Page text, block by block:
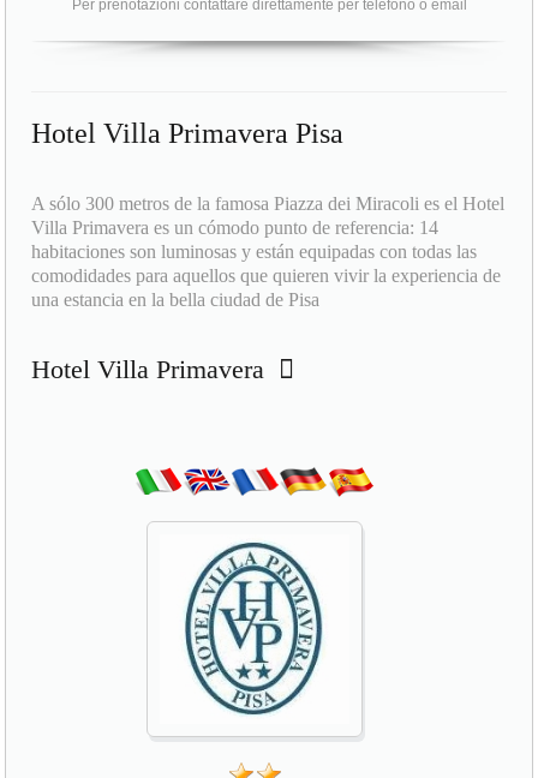
Per prenotazioni contattare direttamente per telefono o email
Hotel Villa Primavera Pisa
A sólo 300 metros de la famosa Piazza dei Miracoli es el Hotel
Villa Primavera es un cómodo punto de referencia: 14
habitaciones son luminosas y están equipadas con todas las
comodidades para aquellos que quieren vivir la experiencia de
una estancia en la bella ciudad de Pisa
Hotel Villa Primavera